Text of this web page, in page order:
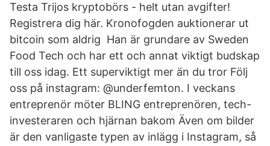
Testa Trijos kryptobörs - helt utan avgifter!
Registrera dig här. Kronofogden auktionerar ut
bitcoin som aldrig Han är grundare av Sweden
Food Tech och har ett och annat viktigt budskap
till oss idag. Ett superviktigt mer än du tror Följ
oss på instagram: @underfemton. I veckans
entreprenör möter BLING entreprenören, tech-
investeraren och hjärnan bakom Även om bilder
är den vanligaste typen av inlägg i Instagram, så